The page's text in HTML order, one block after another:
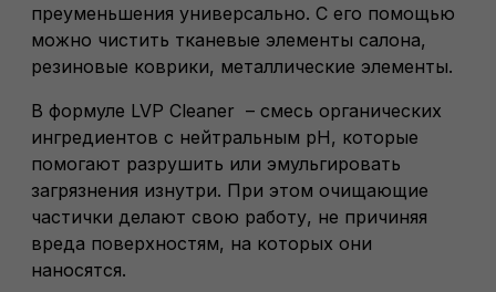
преуменьшения универсально. С его помощью
можно чистить тканевые элементы салона,
резиновые коврики, металлические элементы.
В формуле LVP Cleaner – смесь органических
ингредиентов с нейтральным pH, которые
помогают разрушить или эмульгировать
загрязнения изнутри. При этом очищающие
частички делают свою работу, не причиняя
вреда поверхностям, на которых они
наносятся.